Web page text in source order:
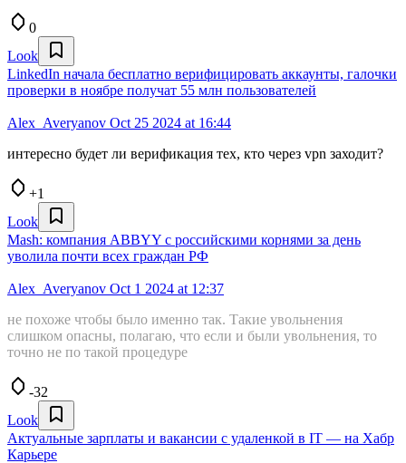
0
Look
LinkedIn начала бесплатно верифицировать аккаунты, галочки
проверки в ноябре получат 55 млн пользователей
Alex_Averyanov Oct 25 2024 at 16:44
интересно будет ли верификация тех, кто через vpn заходит?
+1
Look
Mash: компания ABBYY с российскими корнями за день
уволила почти всех граждан РФ
Alex_Averyanov Oct 1 2024 at 12:37
не похоже чтобы было именно так. Такие увольнения
слишком опасны, полагаю, что если и были увольнения, то
точно не по такой процедуре
-32
Look
Актуальные зарплаты и вакансии с удаленкой в IT — на Хабр
Карьере